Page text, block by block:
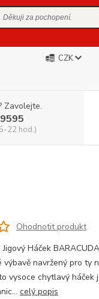
Děkuji za pochopení.
CZK
Zavolejte.
22 hod.)
Ohodnotit produkt
Háček
výbavě navržený pro ty
vysoce chytlavý háček
celý popis